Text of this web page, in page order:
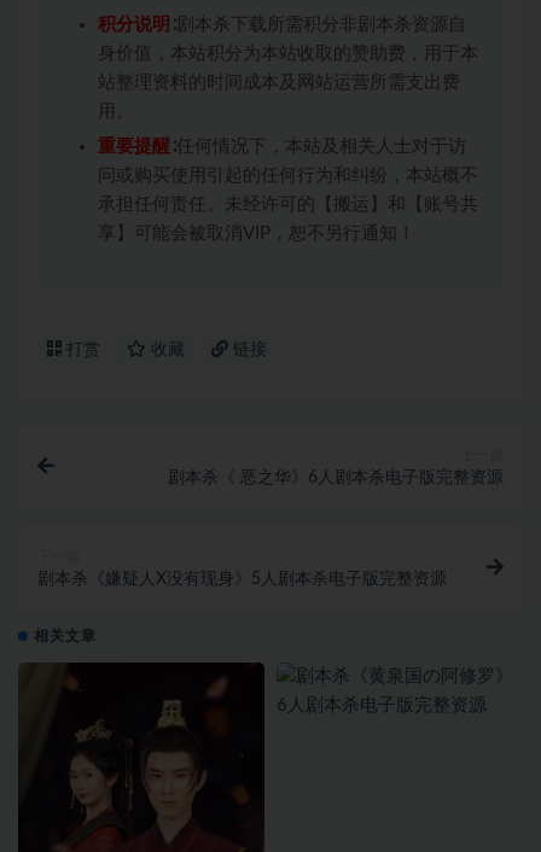
积分说明 ∶剧本杀下载所需积分非剧本杀资源自
身价值，本站积分为本站收取的赞助费，用于本
站整理资料的时间成本及网站运营所需支出费
用。
重要提醒 ∶任何情况下，本站及相关人士对于访
问或购买使用引起的任何行为和纠纷，本站概不
承担任何责任。未经许可的【搬运】和【账号共
享】可能会被取消VIP，恕不另行通知！
打赏 收藏 链接
剧本杀《 恶之华》6人剧本杀电子版完整资源
剧本杀《嫌疑人X没有现身》5人剧本杀电子版完整资源
相关文章